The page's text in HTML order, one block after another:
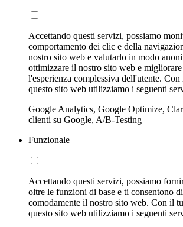
Accettando questi servizi, possiamo
comportamento dei clic e della
nostro sito web e valutarlo in modo
ottimizzare il nostro sito web e
l'esperienza complessiva dell'utente. Con
questo sito web utilizziamo i seguenti
Google Analytics, Google Optimize,
clienti su Google, A/B-Testing
Funzionale
Accettando questi servizi, possiamo
oltre le funzioni di base e ti consentono
comodamente il nostro sito web. Con il
questo sito web utilizziamo i seguenti